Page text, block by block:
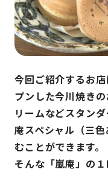
今回ご紹介するお
プンした今川焼き
リームなどスタン
庵スペシャル（三
むことができます。
そんな「嵐庵」の１